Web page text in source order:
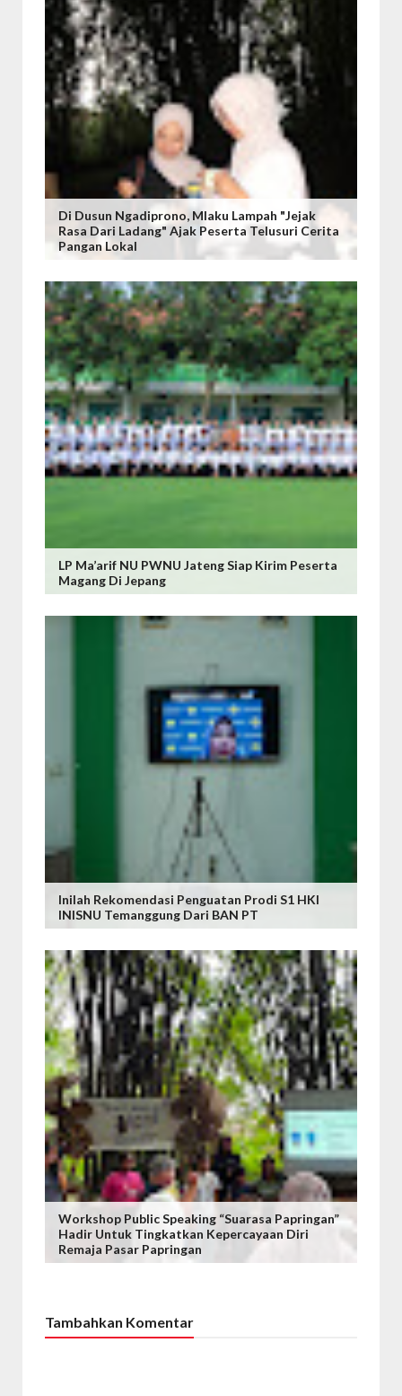
Di Dusun Ngadiprono, Mlaku Lampah "Jejak
Rasa Dari Ladang" Ajak Peserta Telusuri Cerita
Pangan Lokal
LP Ma’arif NU PWNU Jateng Siap Kirim Peserta
Magang Di Jepang
Inilah Rekomendasi Penguatan Prodi S1 HKI
INISNU Temanggung Dari BAN PT
Workshop Public Speaking “Suarasa Papringan”
Hadir Untuk Tingkatkan Kepercayaan Diri
Remaja Pasar Papringan
Tambahkan Komentar